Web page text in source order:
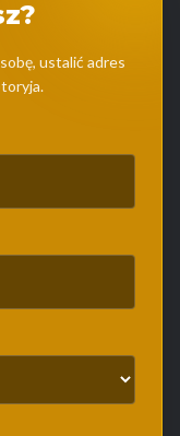
ustalić adres